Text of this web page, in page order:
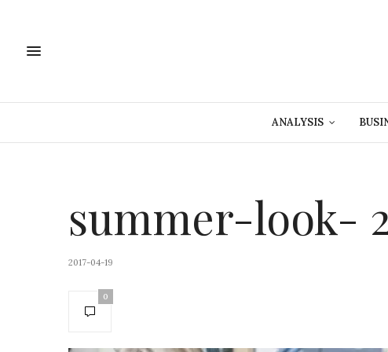
ANALYSIS
summer-look-
2017-04-19
0